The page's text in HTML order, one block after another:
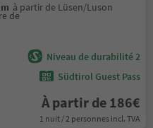
à partir de Lüsen/Luson
de
Niveau de durabilité 2
Südtirol Guest Pass
À partir de 186€
1 nuit / 2 personnes incl. TVA